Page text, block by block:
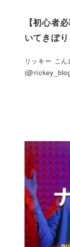
【初心者
いてきぼ
リッキー こ